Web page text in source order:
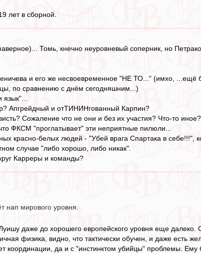
лет в сборной.
Томь, кнечно неуровневый соперник, но
и его же несвоевременное "НЕ ТО..." (имхо,
по сравнению с днём сегодняшним...)
Апгрейдный и отТИНИНгованный Карпин?
Сожаление что не они и без их участия? Что-то иное?
ФКСМ "проглатывает" эти неприятные пилюли...
красно-белых людей - "Убей врага Спартака в
случае "либо хорошо, либо никак".
Карреры и команды?
нап мирового уровня.
даже до хорошего европейского уровня еще
физика, видно, что тактически обучен, и даже есть
координации, да и с "инстинктом убийцы" проблемы.